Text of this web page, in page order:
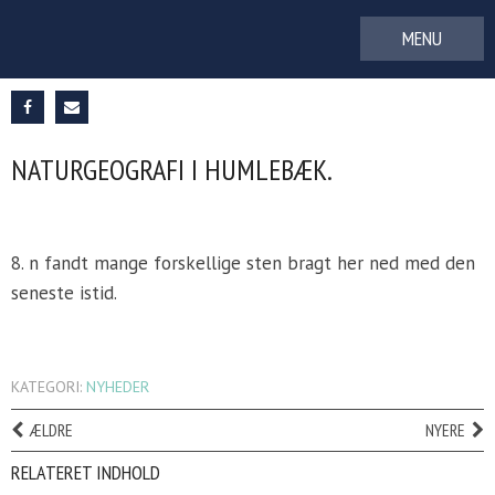
NATURGEOGRAFI I HUMLEBÆK.
8. n fandt mange forskellige sten bragt her ned med den
seneste istid.
KATEGORI: NYHEDER
ÆLDRE NYERE
RELATERET INDHOLD